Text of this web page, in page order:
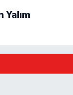
Yalım